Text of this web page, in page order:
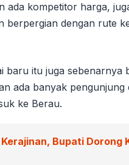
ada kompetitor harga,
berpergian dengan rute
baru itu juga sebenarnya
ada banyak pengunjung
ke Berau.
Bupati Dorong